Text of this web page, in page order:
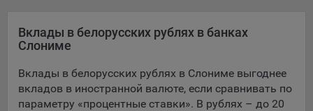
сервис показа контекстной рекламы. Адрес: Yandex
Europe AG, Werftestrasse 4, CH-6005 Luzern, Switzerland.
предоставляемый компанией Google Ireland Ltd, Gordon
House Barrow Street Dublin 4, D04E5W5 Ireland.
Вклады в белорусских рублях в банках
Слониме
Вклады в белорусских рублях в Слониме выгоднее
вкладов в иностранной валюте, если сравнивать по
параметру «процентные ставки». В рублях – до 20